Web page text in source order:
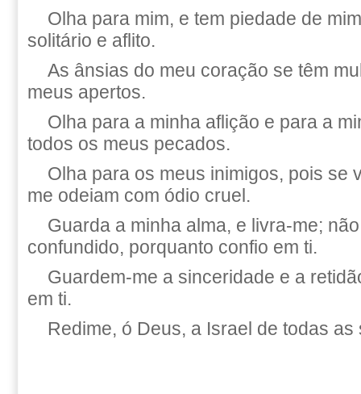
Olha para mim, e tem piedade de
solitário e aflito.
As ânsias do meu coração se têm
meus apertos.
Olha para a minha aflição e para a
todos os meus pecados.
Olha para os meus inimigos, pois se
me odeiam com ódio cruel.
Guarda a minha alma, e livra-me;
confundido, porquanto confio em ti.
Guardem-me a sinceridade e a
em ti.
Redime, ó Deus, a Israel de todas